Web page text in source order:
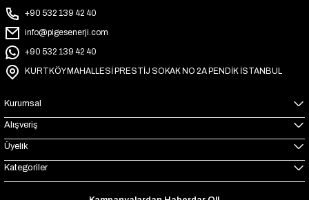
+90 532 139 42 40
info@pigesenerji.com
+90 532 139 42 40
KURTKÖY MAHALLESİ PRESTİJ SOKAK NO 2A PENDİK İSTANBUL
Kurumsal
Alışveriş
Üyelik
Kategoriler